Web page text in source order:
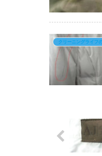
クリーニングライフ